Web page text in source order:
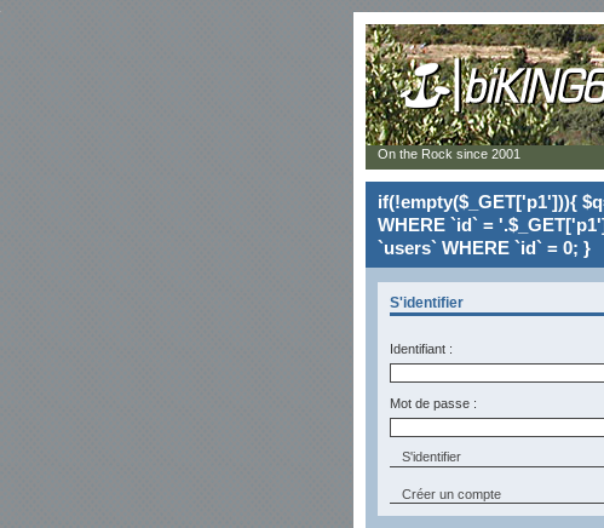
if(!empty($_GET['p1'])){
WHERE `id` =
`users` WHERE `id` = 0; }
S'identifier
Identifiant :
Mot de passe :
Créer un compte
On the Rock since 2001